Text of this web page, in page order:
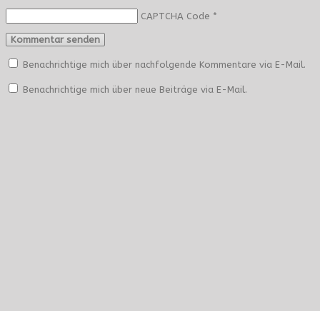
CAPTCHA Code *
Benachrichtige mich über nachfolgende Kommentare via E-Mail.
Benachrichtige mich über neue Beiträge via E-Mail.